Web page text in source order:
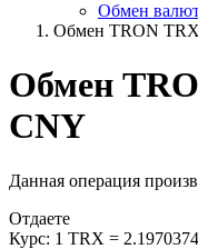
Обмен
Обмен TRON
Обмен
CNY
Данная операция
Отдаете
Курс: 1 TRX =